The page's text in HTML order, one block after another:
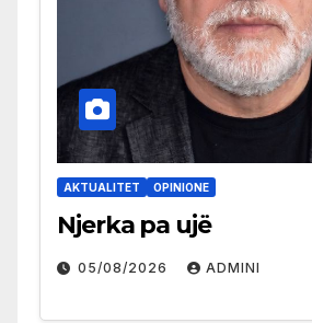
AKTUALITET OPINIONE
Njerka pa ujë
05/08/2026 ADMINI